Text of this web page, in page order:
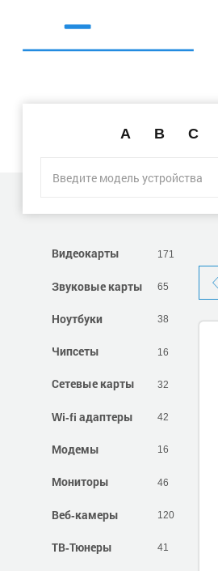
A B C
Видеокарты 171
Звуковые карты 65
Ноутбуки 38
Чипсеты 16
Сетевые карты 32
Wi-fi адаптеры 42
Модемы 16
Мониторы 46
Веб-камеры 120
ТВ-Тюнеры 41